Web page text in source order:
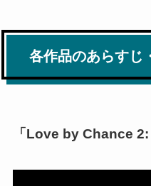
各作品のあらすじ
「Love by Chance